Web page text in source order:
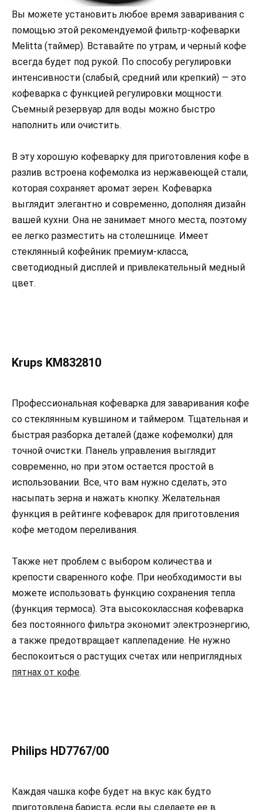
Вы можете установить любое время заваривания с
помощью этой рекомендуемой фильтр-кофеварки
Melitta (таймер). Вставайте по утрам, и черный кофе
всегда будет под рукой. По способу регулировки
интенсивности (слабый, средний или крепкий) — это
кофеварка с функцией регулировки мощности.
Съемный резервуар для воды можно быстро
наполнить или очистить.
В эту хорошую кофеварку для приготовления кофе в
разлив встроена кофемолка из нержавеющей стали,
которая сохраняет аромат зерен. Кофеварка
выглядит элегантно и современно, дополняя дизайн
вашей кухни. Она не занимает много места, поэтому
ее легко разместить на столешнице. Имеет
стеклянный кофейник премиум-класса,
светодиодный дисплей и привлекательный медный
цвет.
Krups KM832810
Профессиональная кофеварка для заваривания кофе
со стеклянным кувшином и таймером. Тщательная и
быстрая разборка деталей (даже кофемолки) для
точной очистки. Панель управления выглядит
современно, но при этом остается простой в
использовании. Все, что вам нужно сделать, это
насыпать зерна и нажать кнопку. Желательная
функция в рейтинге кофеварок для приготовления
кофе методом переливания.
Также нет проблем с выбором количества и
крепости сваренного кофе. При необходимости вы
можете использовать функцию сохранения тепла
(функция термоса). Эта высококлассная кофеварка
без постоянного фильтра экономит электроэнергию,
а также предотвращает каплепадение. Не нужно
беспокоиться о растущих счетах или неприглядных
пятнах от кофе.
Philips HD7767/00
Каждая чашка кофе будет на вкус как будто
приготовлена бариста, если вы сделаете ее в